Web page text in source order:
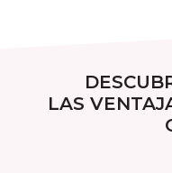
LAS